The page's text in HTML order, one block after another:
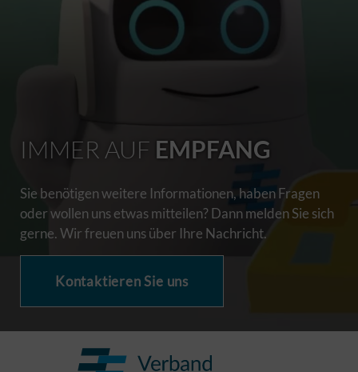
IMMER AUF EMPFANG
Sie benötigen weitere Informationen, haben Fragen
oder wollen uns etwas mitteilen? Dann melden Sie sich
gerne. Wir freuen uns über Ihre Nachricht.
Kontaktieren Sie uns